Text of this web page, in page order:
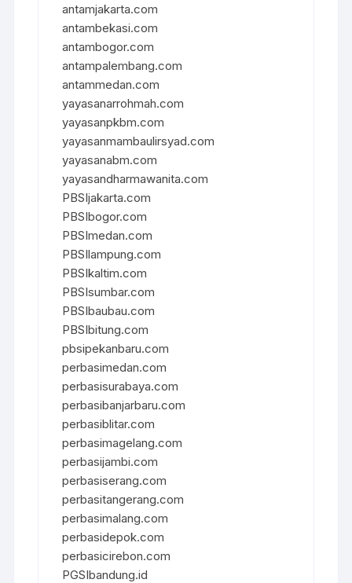
antamjakarta.com
antambekasi.com
antambogor.com
antampalembang.com
antammedan.com
yayasanarrohmah.com
yayasanpkbm.com
yayasanmambaulirsyad.com
yayasanabm.com
yayasandharmawanita.com
PBSIjakarta.com
PBSIbogor.com
PBSImedan.com
PBSIlampung.com
PBSIkaltim.com
PBSIsumbar.com
PBSIbaubau.com
PBSIbitung.com
pbsipekanbaru.com
perbasimedan.com
perbasisurabaya.com
perbasibanjarbaru.com
perbasiblitar.com
perbasimagelang.com
perbasijambi.com
perbasiserang.com
perbasitangerang.com
perbasimalang.com
perbasidepok.com
perbasicirebon.com
PGSIbandung.id